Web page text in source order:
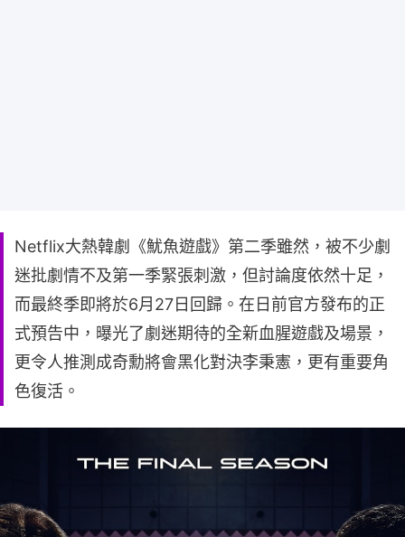
Netflix大熱韓劇《魷魚遊戲》第二季雖然，被不少劇
迷批劇情不及第一季緊張刺激，但討論度依然十足，
而最終季即將於6月27日回歸。在日前官方發布的正
式預告中，曝光了劇迷期待的全新血腥遊戲及場景，
更令人推測成奇勳將會黑化對決李秉憲，更有重要角
色復活。